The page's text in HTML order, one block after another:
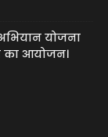
योजना
का आयोजन।